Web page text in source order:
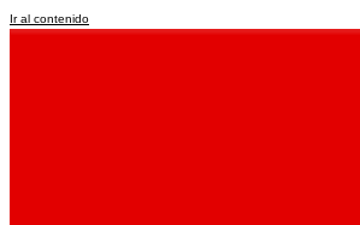
Ir al contenido